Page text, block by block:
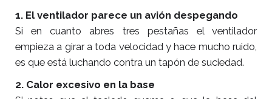
1. El ventilador parece un avión despegando
Si en cuanto abres tres pestañas el ventilador
empieza a girar a toda velocidad y hace mucho ruido,
es que está luchando contra un tapón de suciedad.
2. Calor excesivo en la base